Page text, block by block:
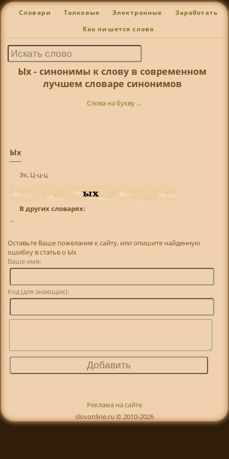
Словари Толковые Электронные Заработать
Как пишется слово
Ых - синонимы к слову в современном
лучшем словаре синонимов
Слова на букву ...
Ых
Эх, Ц-ц-ц
В других словарях:
...
Оставьте Ваше пожелание к сайту, или опишите найденную
ошибку в статье о Ых
Ваше имя:
Код (для знающих):
Реклама на сайте
slovonline.ru © 2010-2026